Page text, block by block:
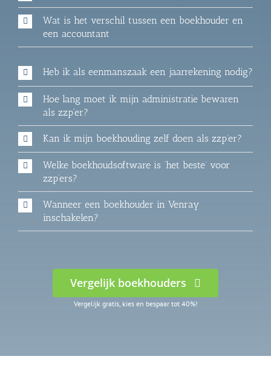
Wat is het verschil tussen een boekhouder en
een accountant
Heb ik als eenmanszaak een jaarrekening nodig?
Hoe lang moet ik mijn administratie bewaren
als zzp'er?
Kan ik mijn boekhouding zelf doen als zzp’er?
Welke boekhoudsoftware is ‘het beste’ voor
zzp’ers?
Wanneer een boekhouder in Venray
inschakelen?
Vergelijk boekhouders
Vergelijk gratis, kies en bespaar tot 40%!